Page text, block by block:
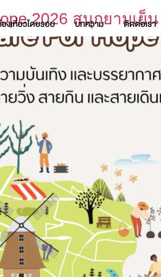
งเที่ยวโดยรอบ บทความ ติดต่อเรา
2026 สนุกยามเย็น